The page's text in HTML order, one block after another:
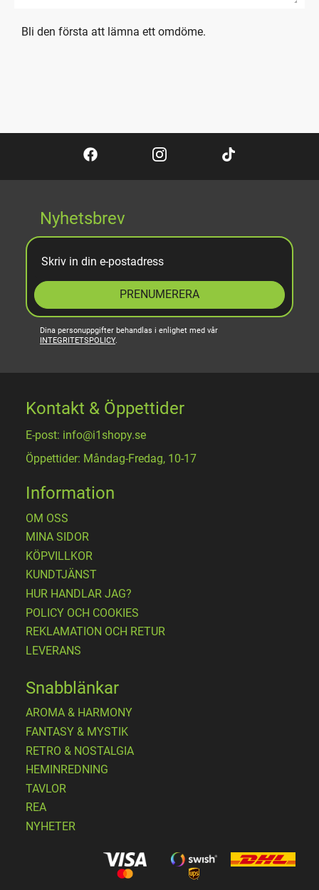
Bli den första att lämna ett omdöme.
Nyhetsbrev
PRENUMERERA
Dina personuppgifter behandlas i enlighet med vår
INTEGRITETSPOLICY.
Kontakt & Öppettider
E-post: info@i1shopy.se
Öppettider: Måndag-Fredag, 10-17
Information
OM OSS
MINA SIDOR
KÖPVILLKOR
KUNDTJÄNST
HUR HANDLAR JAG?
POLICY OCH COOKIES
REKLAMATION OCH RETUR
LEVERANS
Snabblänkar
AROMA & HARMONY
FANTASY & MYSTIK
RETRO & NOSTALGIA
HEMINREDNING
TAVLOR
REA
NYHETER